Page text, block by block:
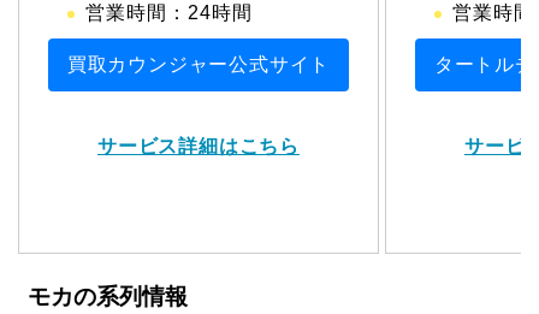
営業時間：24時間
買取カウンジャー公式サイト
サービス詳細はこちら
営業時
タートル
サービ
モカの系列情報